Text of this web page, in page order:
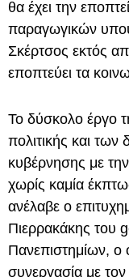
θα έχει την
παραγωγικών
Σκέρτσος εκτός
εποπτεύει τα
Το δύσκολο έργο
πολιτικής και των
κυβέρνησης με
χωρίς καμία
ανέλαβε ο
Πιερρακάκης του
Πανεπιστημίων, ο
συνεργασία με